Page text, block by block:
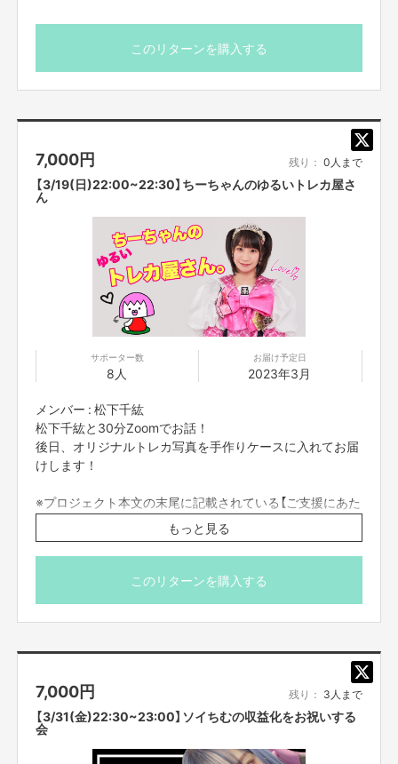
このリターンを購入する
7,000円 残り： 0人まで
【3/19(日)22:00~22:30】ちーちゃんのゆるいトレカ屋さ
ん
サポーター数
8人
お届け予定日
2023年3月
メンバー : 松下千紘
松下千紘と30分Zoomでお話！
後日、オリジナルトレカ写真を手作りケースに入れてお届
けします！
※プロジェクト本文の末尾に記載されている【ご支援にあた
ってのご注意事項】を必ずご一読ください。
もっと見る
このリターンを購入する
7,000円 残り： 3人まで
【3/31(金)22:30~23:00】ソイちむの収益化をお祝いする
会